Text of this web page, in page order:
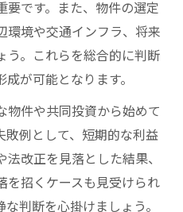
解く法規制のポイント
阪府の経済力と資産運
動産投資収益に与える
べき大阪府の成長指標
と不動産投資戦略の関
要です。また、物件の選定
環境や交通インフラ、将来
う。これらを総合的に判断
が可能となります。
物件や共同投資から始めて
例として、短期的な利益
改正を見落とした結果、
を招くケースも見受けられ
判断を心掛けましょう。